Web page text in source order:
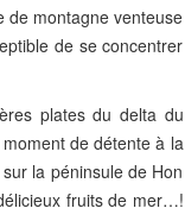
de montagne venteuse
de se concentrer
plates du delta du
de détente à la
la péninsule de Hon
fruits de mer…!